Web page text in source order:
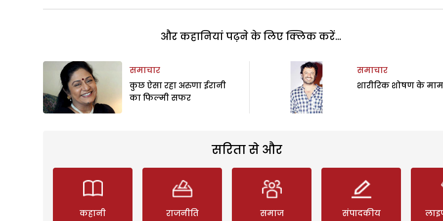
और कहानियां पढ़ने के लिए क्लिक करें...
समाचार
कुछ ऐसा रहा अरुणा ईरानी
का फिल्मी सफर
समाचार
शारीरिक शोषण के
सरिता से और
कहानी राजनीति समाज संपादकीय